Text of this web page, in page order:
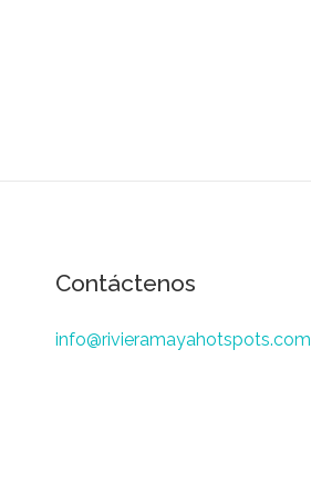
Contáctenos
info@rivieramayahotspots.com